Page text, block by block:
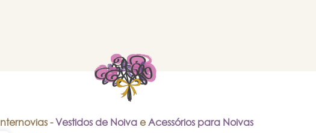
Internovias -Vestidos de Noivae Acessórios para Noivas